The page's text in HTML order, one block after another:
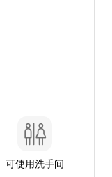
可使用洗手间